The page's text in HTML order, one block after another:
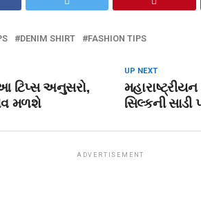
DENIM SHIRT FASHION TIPS
UP NEXT
સિલ્કની સાડી
ટિપ્સ અનુસરો,
મળશે
ADVERTISEMENT